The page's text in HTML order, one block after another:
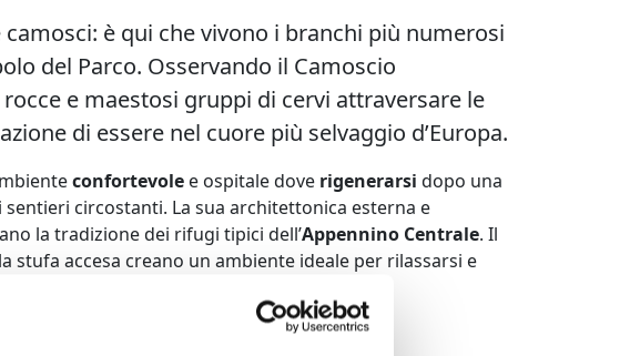
è qui che vivono i branchi più numerosi
del Parco. Osservando il Camoscio
e maestosi gruppi di cervi attraversare le
di essere nel cuore più selvaggio d’Europa.
confortevole e ospitale dove rigenerarsi dopo una
circostanti. La sua architettonica esterna e
la tradizione dei rifugi tipici dell’Appennino Centrale. Il
stufa accesa creano un ambiente ideale per rilassarsi e